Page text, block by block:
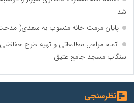
شد
پایان مرمت خانه منسوب به سعدی(
اتمام مراحل مطالعاتی و تهیه طرح
سنگاب مسجد جامع عتیق
نظرسنجی